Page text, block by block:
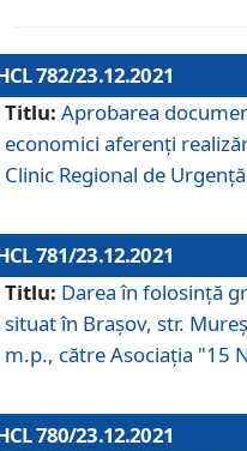
782/23.12.2021
Titlu: Aprobarea
economici aferenți
Clinic Regional de
781/23.12.2021
Titlu: Darea în folosinţă
situat în Braşov, str.
m.p., către Asociaţia "15
780/23.12.2021